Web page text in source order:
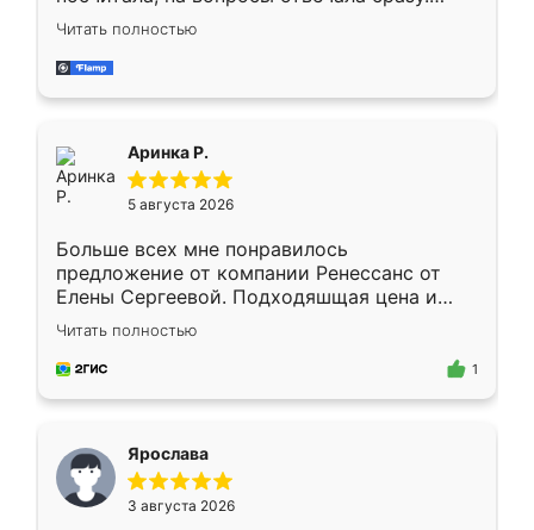
Замерщик приехал в субботу, подошёл к
делу со всей ответственностью. Собрали
за день, ребята работали аккуратно, даже
Читать полностью
Аринка Р.
5 августа 2026
Больше всех мне понравилось
предложение от компании Ренессанс от
Елены Сергеевой. Подходяшщая цена и
короткие сроки изготовления. Приехавший
для замера сотрудник Владислав
предложил по моему эскизу самый
Читать полностью
1
Ярослава
3 августа 2026